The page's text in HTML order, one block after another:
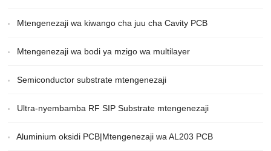
Mtengenezaji wa kiwango cha juu cha Cavity PCB
Mtengenezaji wa bodi ya mzigo wa multilayer
Semiconductor substrate mtengenezaji
Ultra-nyembamba RF SIP Substrate mtengenezaji
Aluminium oksidi PCB|Mtengenezaji wa AL203 PCB